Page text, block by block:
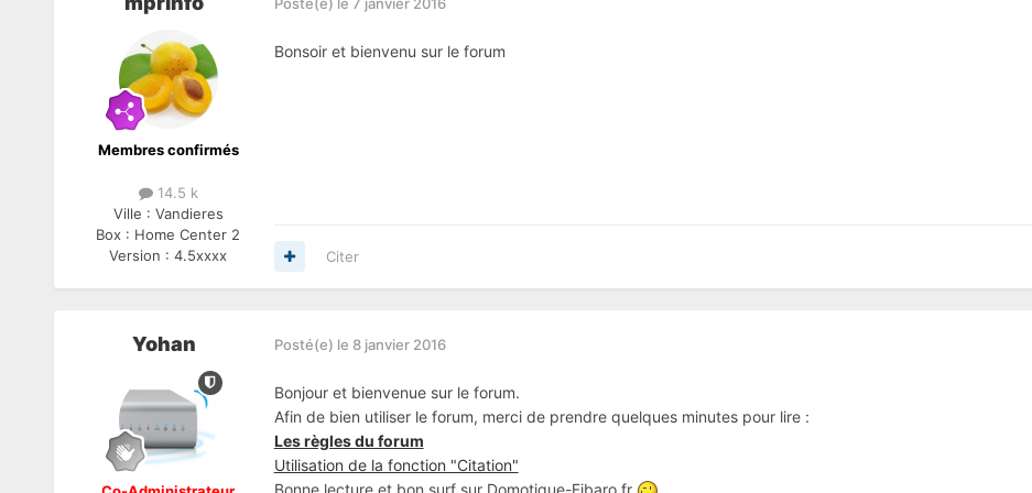
Membres confirmés
14.5 k
Ville : Vandieres
Box : Home Center 2
Version :4.5xxxx
Bonsoir et bienvenu sur le forum
Citer
Yohan Posté(e) le 8 janvier 2016
Bonjour et bienvenue sur le forum.
Afin de bien utiliser le forum, merci de prendre quelques minutes pour lire :
Les règles du forum
Utilisation de la fonction "Citation"
Bonne lecture et bon surf sur Domotique-Fibaro.fr